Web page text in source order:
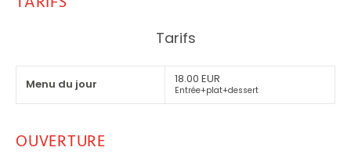
Tarifs
Menu du jour 18.00 EUR
Entrée+plat+dessert
OUVERTURE